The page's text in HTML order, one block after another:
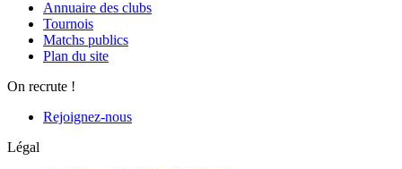
Annuaire des clubs
Tournois
Matchs publics
Plan du site
On recrute !
Rejoignez-nous
Légal